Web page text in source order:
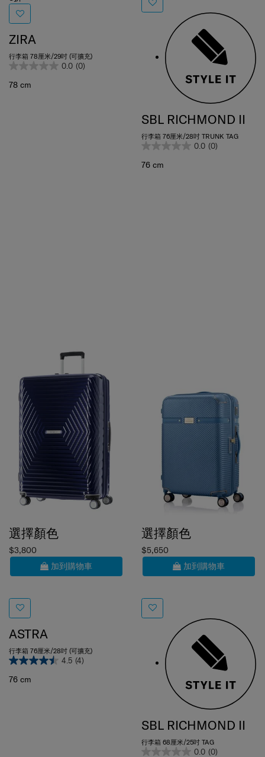
ZIRA
行李箱 78厘米/29吋 (可擴充)
0.0 (0)
78 cm
SBL RICHMOND II
行李箱 76厘米/28吋 TRUNK TAG
0.0 (0)
76 cm
$3,800
加到購物車
ASTRA
行李箱 76厘米/28吋 (可擴充)
4.5 (4)
76 cm
$5,650
加到購物車
SBL RICHMOND II
行李箱 68厘米/25吋 TAG
0.0 (0)